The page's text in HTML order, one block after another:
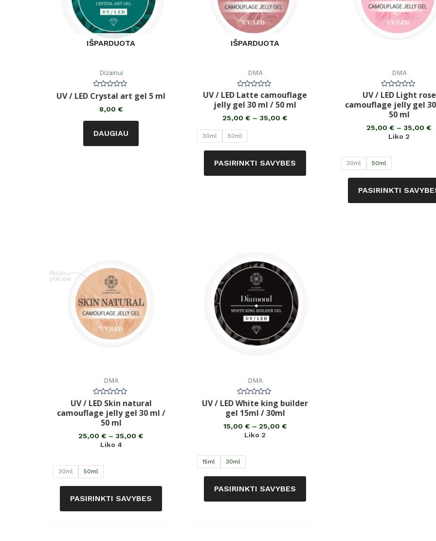
IŠPARDUOTA
Dizainui
Įvertinimas:
0
UV / LED Crystal art gel 5 ml
8,00 €
DAUGIAU
IŠPARDUOTA
DMA
Įvertinimas:
0
iš
UV / LED Latte camouflage
jelly gel 30 ml / 50 ml
25,00 € – 35,00 €
30ml 50ml
PASIRINKTI SAVYBES
DMA
Įvertinimas:
0
iš
UV / LED Light rose
camouflage jelly gel
50 ml
25,00 € – 35,00 €
Liko 2
30ml 50ml
PASIRINKTI
DMA
Įvertinimas:
0
iš
5
UV / LED Skin natural
camouflage jelly gel 30 ml /
50 ml
25,00 € – 35,00 €
Liko 4
30ml 50ml
PASIRINKTI SAVYBES
DMA
Įvertinimas:
0
iš
UV / LED White king builder
gel 15ml / 30ml
15,00 € – 25,00 €
Liko 2
15ml 30ml
PASIRINKTI SAVYBES